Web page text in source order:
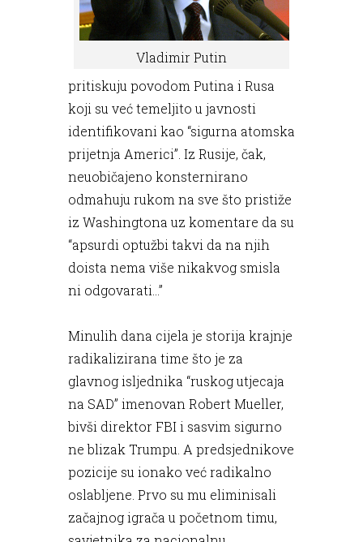
Vladimir Putin
pritiskuju povodom Putina i Rusa
koji su već temeljito u javnosti
identifikovani kao “sigurna atomska
prijetnja Americi”. Iz Rusije, čak,
neuobičajeno konsternirano
odmahuju rukom na sve što pristiže
iz Washingtona uz komentare da su
“apsurdi optužbi takvi da na njih
doista nema više nikakvog smisla
ni odgovarati...”
Minulih dana cijela je storija krajnje
radikalizirana time što je za
glavnog isljednika “ruskog utjecaja
na SAD” imenovan Robert Mueller,
bivši direktor FBI i sasvim sigurno
ne blizak Trumpu. A predsjednikove
pozicije su ionako već radikalno
oslabljene. Prvo su mu eliminisali
začajnog igrača u početnom timu,